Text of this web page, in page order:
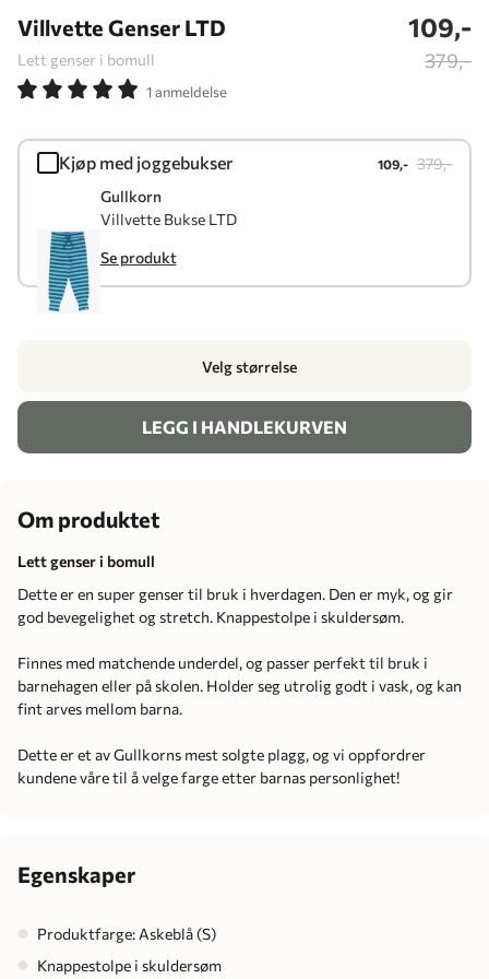
Villvette Genser LTD
Lett genser i bomull
109,-
379,-
1 anmeldelse
Kjøp med joggebukser 109,- 379,-
Gullkorn
Villvette Bukse LTD
Se produkt
Velg størrelse
LEGG I HANDLEKURVEN
Om produktet
Lett genser i bomull
Dette er en super genser til bruk i hverdagen. Den er myk, og gir
god bevegelighet og stretch. Knappestolpe i skuldersøm.
Finnes med matchende underdel, og passer perfekt til bruk i
barnehagen eller på skolen. Holder seg utrolig godt i vask, og kan
fint arves mellom barna.
Dette er et av Gullkorns mest solgte plagg, og vi oppfordrer
kundene våre til å velge farge etter barnas personlighet!
Egenskaper
Produktfarge: Askeblå (S)
Knappestolpe i skuldersøm